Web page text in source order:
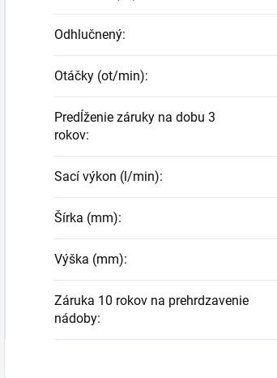
Odhlučnený:
Otáčky (ot/min):
Predĺženie záruky na dobu 3
rokov:
Sací výkon (l/min):
Šírka (mm):
Výška (mm):
Záruka 10 rokov na prehrdzavenie
nádoby: